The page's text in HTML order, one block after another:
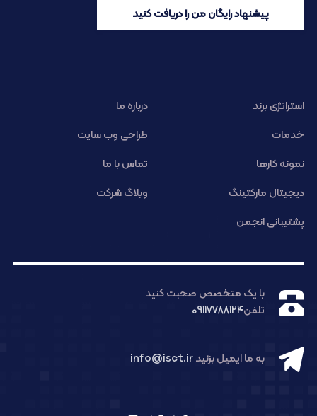
پیشنهاد رایگان من را دریافت کنید
استراتژی برند
درباره ما
خدمات
طراحی وب سایت
نمونه کارها
تماس با ما
دیجیتال مارکتینگ
وبلاگ شرکت
پشتیبانی انجمن
با یک متخصص صحبت کنید
تلفن09117788124
به ما ایمیل بزنیدinfo@isct.ir